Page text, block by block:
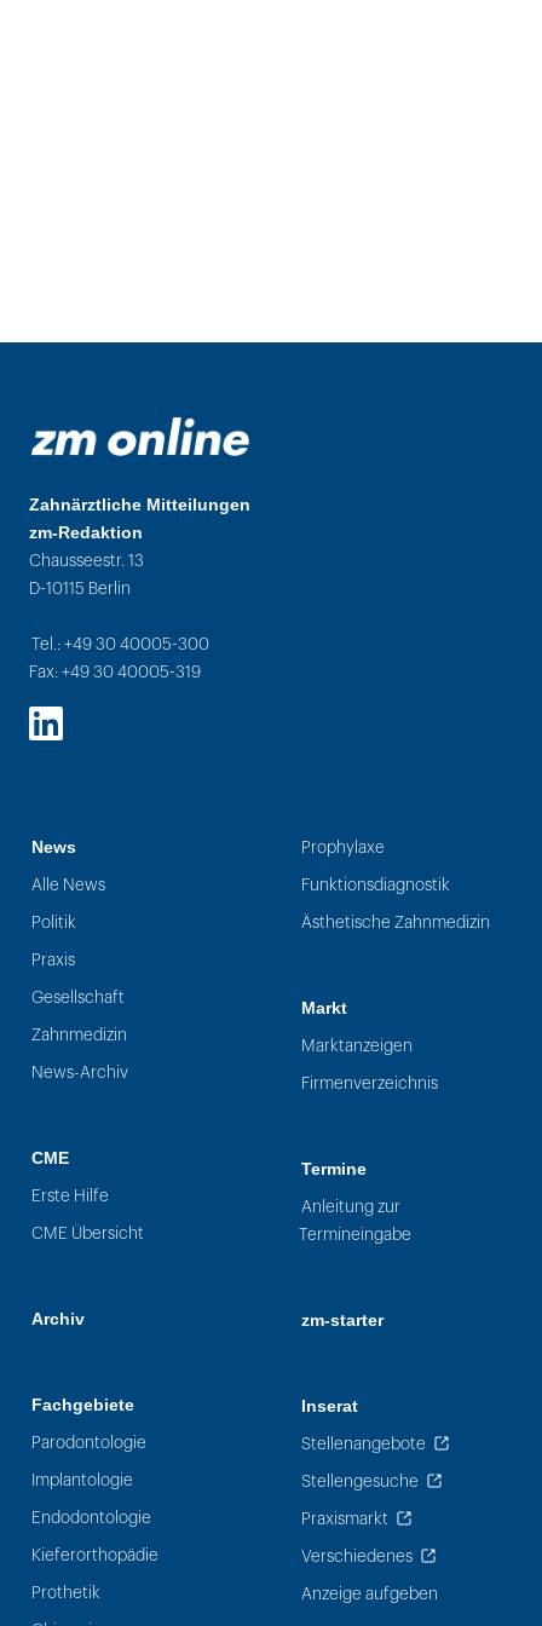
Zahnärztliche Mitteilungen
zm-Redaktion
Chausseestr. 13
D-10115 Berlin
Tel.: +49 30 40005-300
Fax: +49 30 40005-319
LinkedIn
News
Alle News
Politik
Praxis
Gesellschaft
Zahnmedizin
News-Archiv
CME
Erste Hilfe
CME Übersicht
Archiv
Fachgebiete
Parodontologie
Implantologie
Endodontologie
Kieferorthopädie
Prothetik
Prophylaxe
Funktionsdiagnostik
Ästhetische Zahnmedizin
Markt
Marktanzeigen
Firmenverzeichnis
Termine
Anleitung zur
Termineingabe
zm-starter
Inserat
Stellenangebote
Stellengesuche
Praxismarkt
Verschiedenes
Anzeige aufgeben